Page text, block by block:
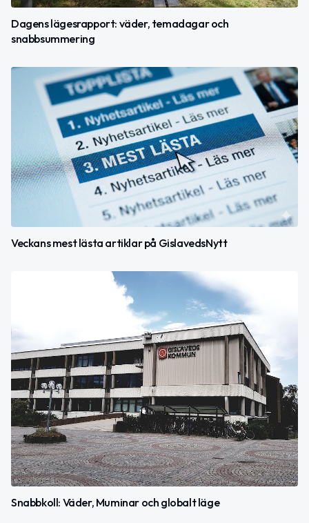
Dagens lägesrapport: väder, temadagar och
snabbsummering
Veckans mest lästa artiklar på GislavedsNytt
Snabbkoll: Väder, Muminar och globalt läge